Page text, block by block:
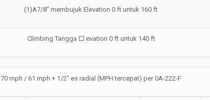
(1)A7/8″ membujuk Elevation 0 ft untuk 160 ft
Climbing Tangga □ evation 0 ft untuk 140 ft
70 mph / 61 mph + 1/2″ es radial (MPH tercepat) per 0A-222-F